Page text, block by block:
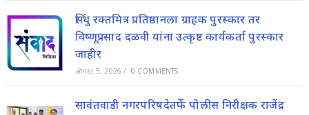
सिंधु रक्तमित्र प्रतिष्ठानला ग्राहक पुरस्कार तर
विष्णूप्रसाद दळवी यांना उत्कृष्ट कार्यकर्ता पुरस्कार
जाहीर
ऑगस्ट 5, 2026 / 0 COMMENTS
सावंतवाडी नगरपरिषदेतर्फे पोलीस निरीक्षक राजेंद्र